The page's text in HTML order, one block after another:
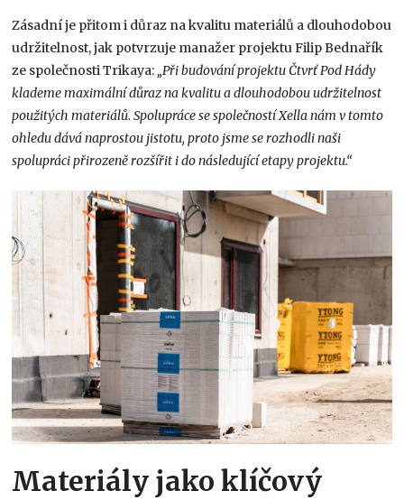
Zásadní je přitom i důraz na kvalitu materiálů a dlouhodobou
udržitelnost, jak potvrzuje manažer projektu Filip Bednařík
ze společnosti Trikaya: „Při budování projektu Čtvrť Pod Hády
klademe maximální důraz na kvalitu a dlouhodobou udržitelnost
použitých materiálů. Spolupráce se společností Xella nám v tomto
ohledu dává naprostou jistotu, proto jsme se rozhodli naši
spolupráci přirozeně rozšířit i do následující etapy projektu.“
Materiály jako klíčový